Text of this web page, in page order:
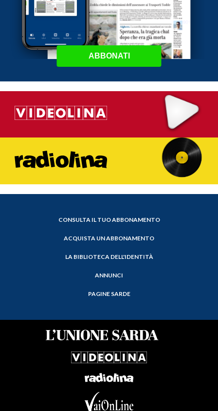
ABBONATI
CONSULTA IL TUO ABBONAMENTO
ACQUISTA UN ABBONAMENTO
LA BIBLIOTECA DELL'IDENTITÀ
ANNUNCI
PAGINE SARDE